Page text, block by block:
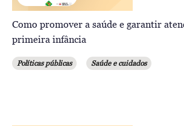
Como promover a saúde e garantir
primeira infância
Políticas públicas Saúde e cuidados